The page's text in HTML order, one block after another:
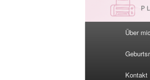
Über
Kontakt